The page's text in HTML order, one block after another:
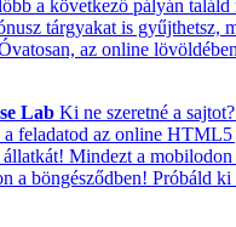
a következő pályán találd
tárgyakat is gyűjthetsz,
az online
Lab Ki ne szeretné a
a feladatod az online
állatkát! Mindezt a mobilodon
a böngésződben! Próbáld ki